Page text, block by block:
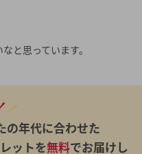
と思っています。
の年代に合わせた
ットを無料でお届けし